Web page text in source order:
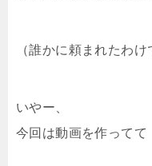
（誰かに頼まれたわ
いやー、
今回は動画を作ってて